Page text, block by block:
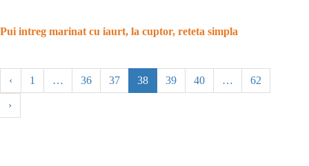
Pui intreg marinat cu iaurt, la cuptor, reteta simpla
‹ 1 … 36 37 38 39 40 … 62
›